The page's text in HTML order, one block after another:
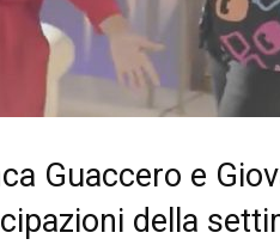
Guaccero e
della